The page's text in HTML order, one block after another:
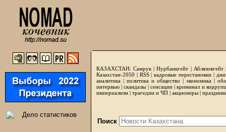
КАЗАХСТАН: Самрук |Нурбанкгейт | Аблязовгейт
Казахстан-2050 | RSS|кадровые перестановки|
аналитика | политика и общество | экономика |
интервью |скандалы | сенсации|криминал и
империализм | трагедии и ЧП | акционеры |
Поиск